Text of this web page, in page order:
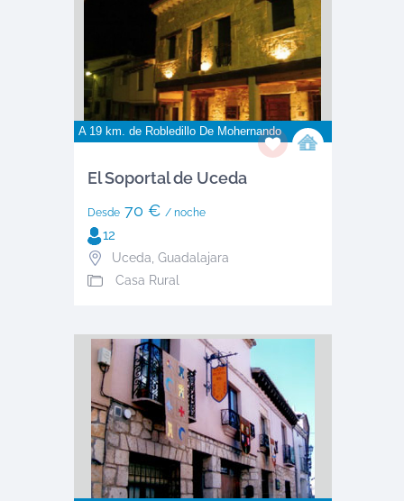
A 19 km. de Robledillo De Mohernando
El Soportal de Uceda
Desde70 € / noche
12
Uceda Guadalajara
Casa Rural